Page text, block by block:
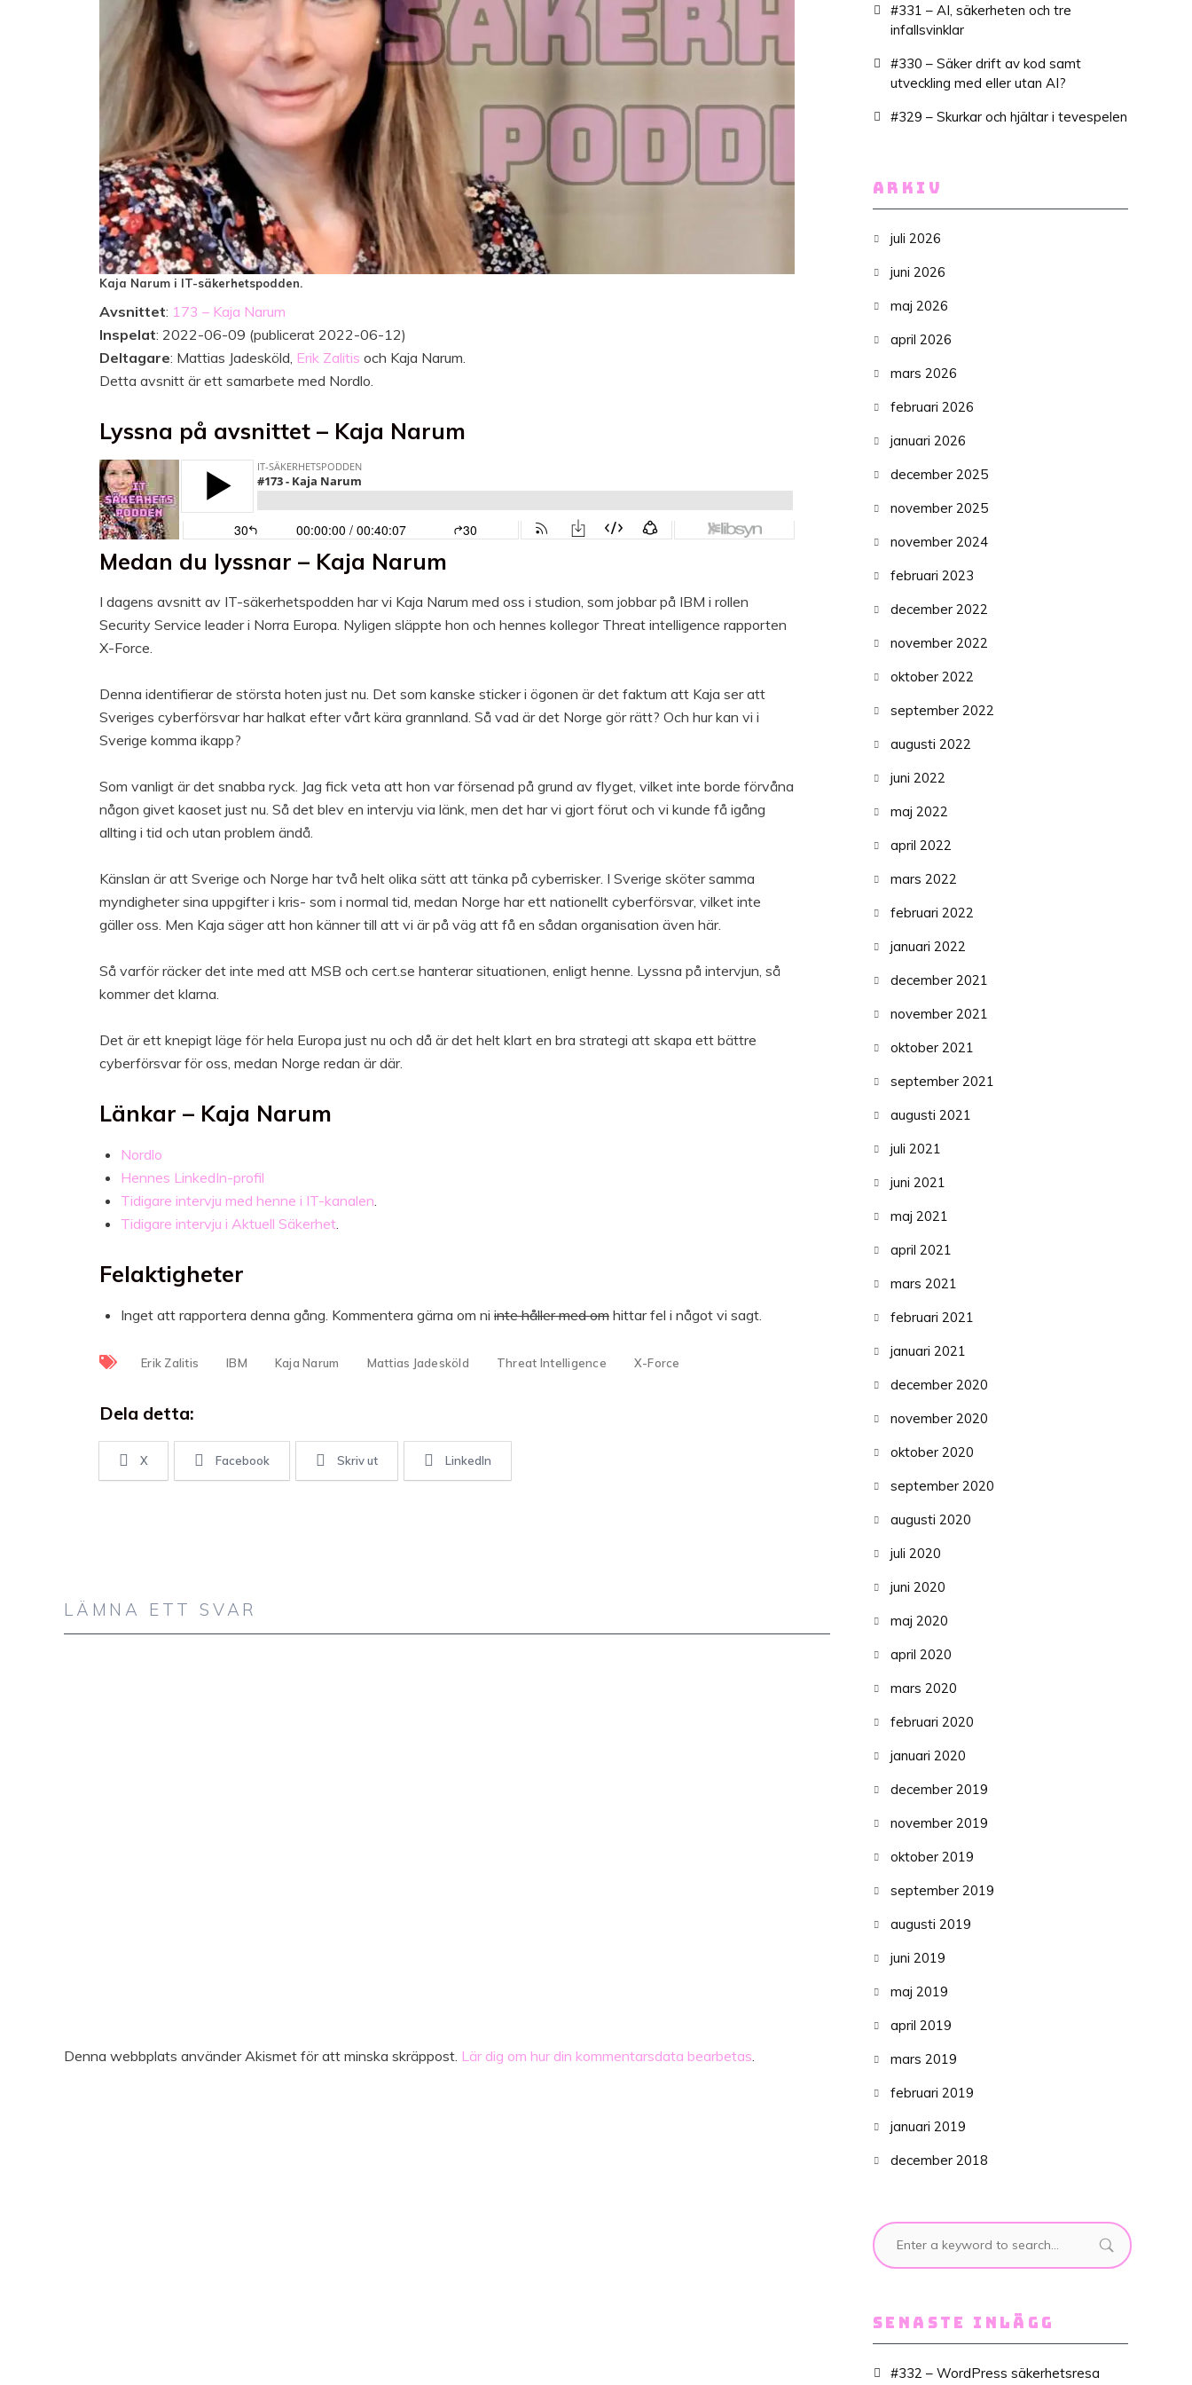
Kaja Narum i IT-säkerhetspodden.
Avsnittet: 173 – Kaja Narum
Inspelat: 2022-06-09 (publicerat 2022-06-12)
Deltagare: Mattias Jadesköld, Erik Zalitis och Kaja Narum.
Detta avsnitt är ett samarbete med Nordlo.
Lyssna på avsnittet – Kaja Narum
Medan du lyssnar – Kaja Narum
I dagens avsnitt av IT-säkerhetspodden har vi Kaja Narum med oss i studion, som jobbar på IBM i rollen
Security Service leader i Norra Europa. Nyligen släppte hon och hennes kollegor Threat intelligence rapporten
X-Force.
Denna identifierar de största hoten just nu. Det som kanske sticker i ögonen är det faktum att Kaja ser att
Sveriges cyberförsvar har halkat efter vårt kära grannland. Så vad är det Norge gör rätt? Och hur kan vi i
Sverige komma ikapp?
Som vanligt är det snabba ryck. Jag fick veta att hon var försenad på grund av flyget, vilket inte borde förvåna
någon givet kaoset just nu. Så det blev en intervju via länk, men det har vi gjort förut och vi kunde få igång
allting i tid och utan problem ändå.
Känslan är att Sverige och Norge har två helt olika sätt att tänka på cyberrisker. I Sverige sköter samma
myndigheter sina uppgifter i kris- som i normal tid, medan Norge har ett nationellt cyberförsvar, vilket inte
gäller oss. Men Kaja säger att hon känner till att vi är på väg att få en sådan organisation även här.
Så varför räcker det inte med att MSB och cert.se hanterar situationen, enligt henne. Lyssna på intervjun, så
kommer det klarna.
Det är ett knepigt läge för hela Europa just nu och då är det helt klart en bra strategi att skapa ett bättre
cyberförsvar för oss, medan Norge redan är där.
Länkar – Kaja Narum
Nordlo
Hennes LinkedIn-profil
Tidigare intervju med henne i IT-kanalen.
Tidigare intervju i Aktuell Säkerhet.
Felaktigheter
Inget att rapportera denna gång. Kommentera gärna om ni inte håller med om hittar fel i något vi sagt.
Erik Zalitis IBM Kaja Narum Mattias Jadesköld Threat Intelligence X-Force
Dela detta:
X Facebook Skriv ut LinkedIn
LÄMNA ETT SVAR
Denna webbplats använder Akismet för att minska skräppost. Lär dig om hur din kommentarsdata bearbetas.
#331 – AI, säkerheten och tre
infallsvinklar
#330 – Säker drift av kod samt
utveckling med eller utan AI?
#329 – Skurkar och hjältar i tevespelen
ARKIV
juli 2026
juni 2026
maj 2026
april 2026
mars 2026
februari 2026
januari 2026
december 2025
november 2025
november 2024
februari 2023
december 2022
november 2022
oktober 2022
september 2022
augusti 2022
juni 2022
maj 2022
april 2022
mars 2022
februari 2022
januari 2022
december 2021
november 2021
oktober 2021
september 2021
augusti 2021
juli 2021
juni 2021
maj 2021
april 2021
mars 2021
februari 2021
januari 2021
december 2020
november 2020
oktober 2020
september 2020
augusti 2020
juli 2020
juni 2020
maj 2020
april 2020
mars 2020
februari 2020
januari 2020
december 2019
november 2019
oktober 2019
september 2019
augusti 2019
juni 2019
maj 2019
april 2019
mars 2019
februari 2019
januari 2019
december 2018
SENASTE INLÄGG
#332 – WordPress säkerhetsresa